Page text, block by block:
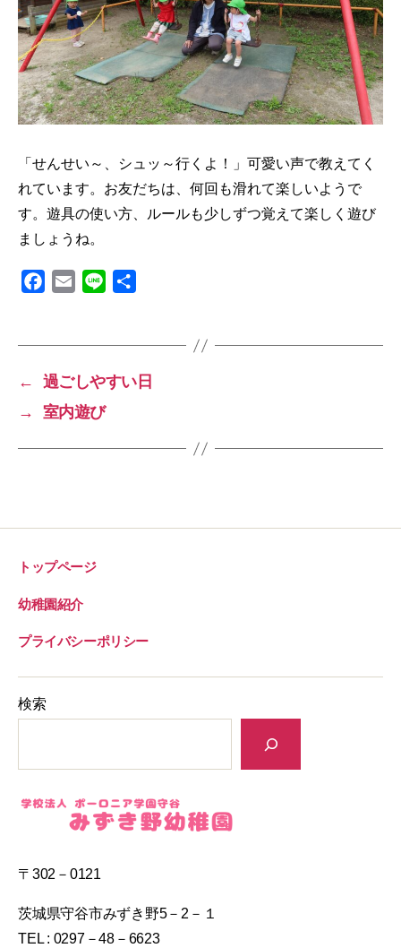
「せんせい～、シュッ～行くよ！」可愛い声で教えてく
れています。お友だちは、何回も滑れて楽しいようで
す。遊具の使い方、ルールも少しずつ覚えて楽しく遊び
ましょうね。
e
b
o
i
l
e
←
過ごしやすい日
→
室内遊び
トップページ
幼稚園紹介
プライバシーポリシー
検索
〒302－0121
茨城県守谷市みずき野5－2－１
TEL : 0297－48－6623